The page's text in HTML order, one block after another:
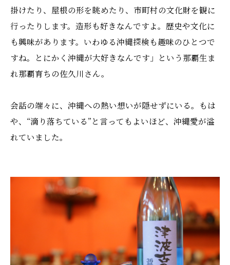
掛けたり、屋根の形を眺めたり、市町村の文化財を観に
行ったりします。造形も好きなんですよ。歴史や文化に
も興味があります。いわゆる沖縄探検も趣味のひとつで
すね。とにかく沖縄が大好きなんです」という那覇生ま
れ那覇育ちの佐久川さん。
会話の端々に、沖縄への熱い想いが隠せずにいる。もは
や、“滴り落ちている”と言ってもよいほど、沖縄愛が溢
れていました。